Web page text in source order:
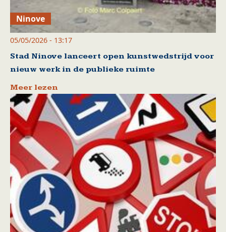
Ninove
05/05/2026 - 13:17
Stad Ninove lanceert open kunstwedstrijd voor
nieuw werk in de publieke ruimte
Meer lezen